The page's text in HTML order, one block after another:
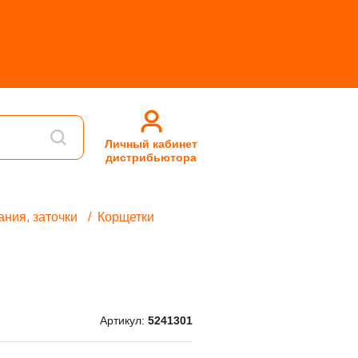
Личный кабинет
дистрибьютора
заточки
Корщетки
Артикул: 5241301